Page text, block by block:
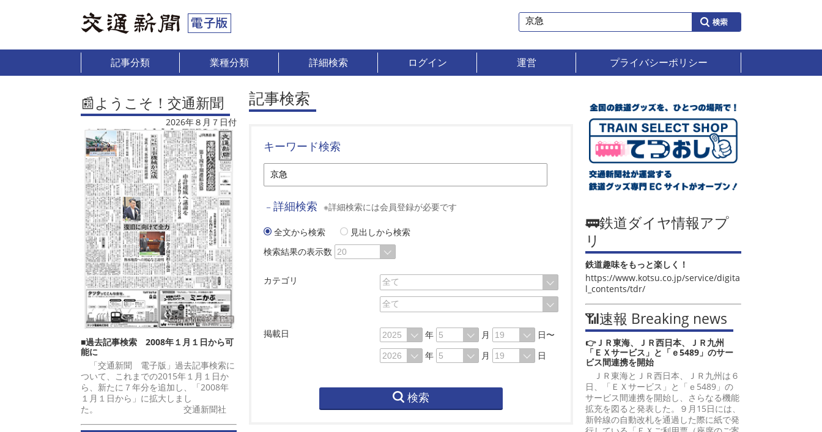
記事分類 業種分類 詳細検索 ログイン 運営 プライバシーポリシー
📰ようこそ！交通新聞
2026年８月７日付
■過去記事検索 2008年１月１日から可
能に
「交通新聞 電子版」過去記事検索に
ついて、これまでの2015年１月１日か
ら、新たに７年分を追加し、「2008年
１月１日から」に拡大しまし
た。 交通新聞社
記事検索
キーワード検索
－ 詳細検索 ※詳細検索には会員登録が必要です
全文から検索
見出しから検索
検索結果の表示数
カテゴリ
掲載日 年 月
日〜
年
月 日
検索
🚃鉄道ダイヤ情報アプ
リ
鉄道趣味をもっと楽しく！
https://www.kotsu.co.jp/service/digita
l_contents/tdr/
📶速報 Breaking news
👉ＪＲ東海、ＪＲ西日本、ＪＲ九州
「ＥＸサービス」と「ｅ5489」のサー
ビス間連携を開始
ＪＲ東海とＪＲ西日本、ＪＲ九州は６
日、「ＥＸサービス」と「ｅ5489」の
サービス間連携を開始し、さらなる機能
拡充を図ると発表した。９月15日には、
新幹線の自動改札を通過した際に紙で発